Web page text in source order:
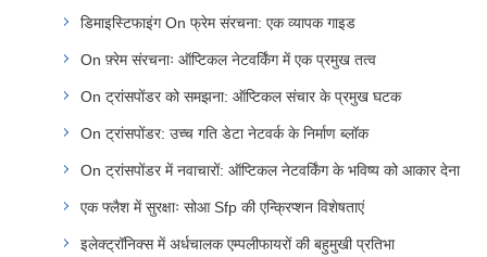
डिमाइस्टिफाइंग On फ्रेम संरचना: एक व्यापक गाइड
On फ़्रेम संरचनाः ऑप्टिकल नेटवर्किंग में एक प्रमुख तत्व
On ट्रांसपोंडर को समझना: ऑप्टिकल संचार के प्रमुख घटक
On ट्रांसपोंडर: उच्च गति डेटा नेटवर्क के निर्माण ब्लॉक
On ट्रांसपोंडर में नवाचारों: ऑप्टिकल नेटवर्किंग के भविष्य को आकार देना
एक फ्लैश में सुरक्षाः सोआ Sfp की एन्क्रिप्शन विशेषताएं
इलेक्ट्रॉनिक्स में अर्धचालक एम्पलीफायरों की बहुमुखी प्रतिभा